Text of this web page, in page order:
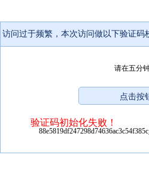
访问过于频繁，本次访问做以下验证码
请在五分
验证码初始化失败！